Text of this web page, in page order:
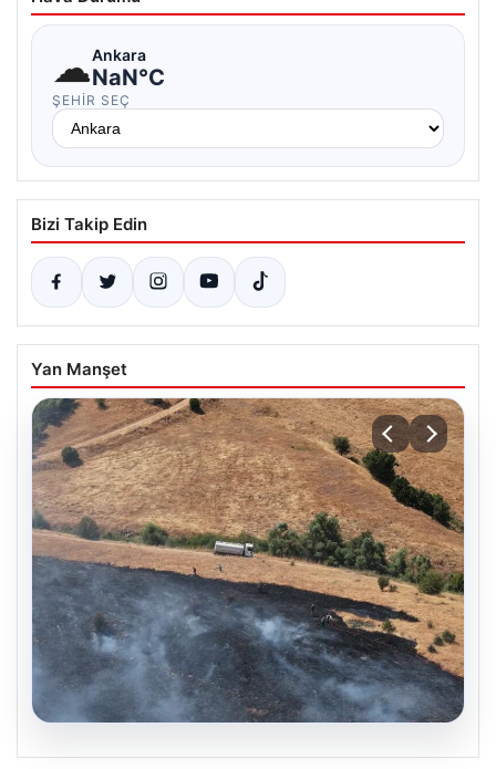
☁Ankara
NaN°C
ŞEHIR SEÇ
Bizi Takip Edin
Yan Manşet